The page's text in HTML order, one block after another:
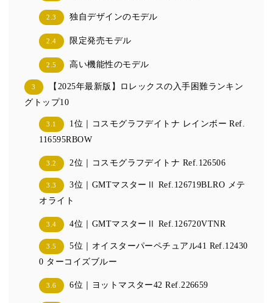
2.3 独自デザインのモデル
2.4 限定発売モデル
2.5 高い機能性のモデル
3
【2025年最新版】ロレックスの入手困難ランキン
グトップ10
3.1
1位｜コスモグラフデイトナ レインボー Ref.
116595RBOW
3.2 2位｜コスモグラフデイトナ Ref.126506
3.3
3位｜GMTマスターⅡ Ref.126719BLRO メテ
オライト
3.4 4位｜GMTマスターⅡ Ref.126720VTNR
3.5
5位｜オイスターパーペチュアル41 Ref.12430
0 ターコイズブルー
3.6 6位｜ヨットマスター42 Ref.226659